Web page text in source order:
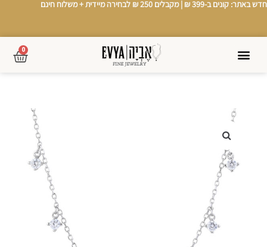
חדש באתר: קונים ב-399 ₪ | מקבלים 250 ₪ לבחירה מיידית +משלוח חינם
צור קשר
סטים
תכשיטי נשים
תכשיטי גברים
0